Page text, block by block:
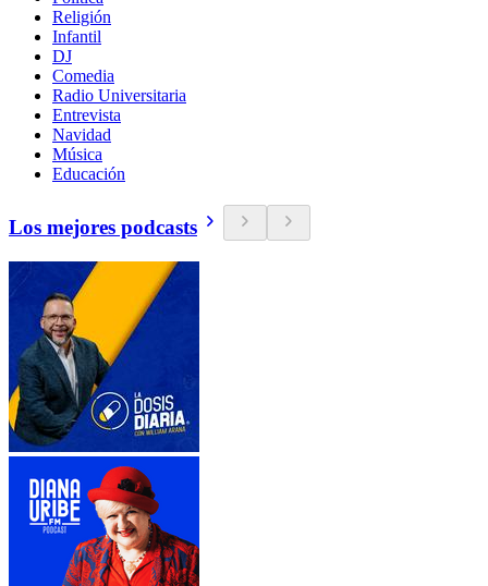
Religión
Infantil
DJ
Comedia
Radio Universitaria
Entrevista
Navidad
Música
Educación
Los mejores podcasts